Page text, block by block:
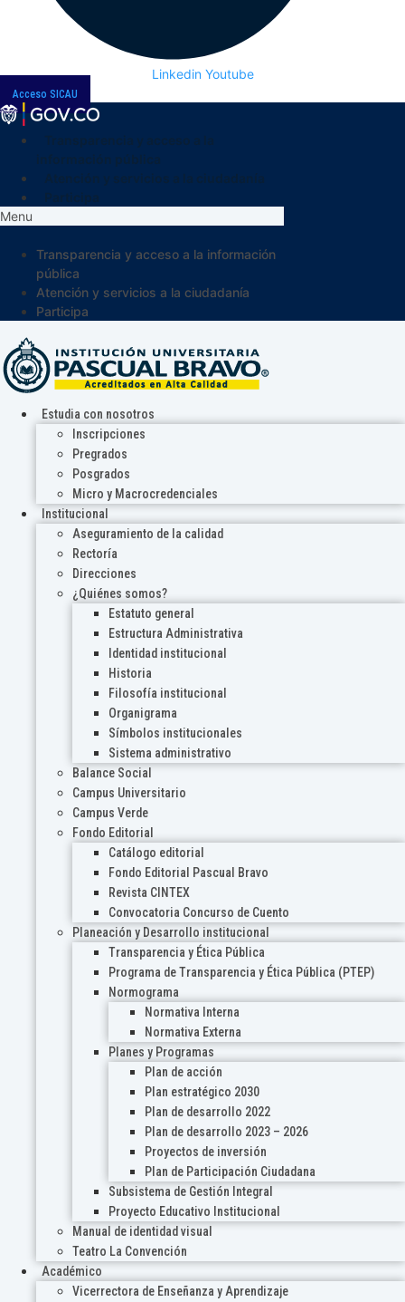
Linkedin Youtube
Acceso SICAU
Menu
Transparencia y acceso a la información
pública
Atención y servicios a la ciudadanía
Participa
Estudia con nosotros
Inscripciones
Pregrados
Posgrados
Micro y Macrocredenciales
Institucional
Aseguramiento de la calidad
Rectoría
Direcciones
¿Quiénes somos?
Estatuto general
Estructura Administrativa
Identidad institucional
Historia
Filosofía institucional
Organigrama
Símbolos institucionales
Sistema administrativo
Balance Social
Campus Universitario
Campus Verde
Fondo Editorial
Catálogo editorial
Fondo Editorial Pascual Bravo
Revista CINTEX
Convocatoria Concurso de Cuento
Planeación y Desarrollo institucional
Transparencia y Ética Pública
Programa de Transparencia y Ética Pública (PTEP)
Normograma
Normativa Interna
Normativa Externa
Planes y Programas
Plan de acción
Plan estratégico 2030
Plan de desarrollo 2022
Plan de desarrollo 2023 – 2026
Proyectos de inversión
Plan de Participación Ciudadana
Subsistema de Gestión Integral
Proyecto Educativo Institucional
Manual de identidad visual
Teatro La Convención
Académico
Vicerrectora de Enseñanza y Aprendizaje